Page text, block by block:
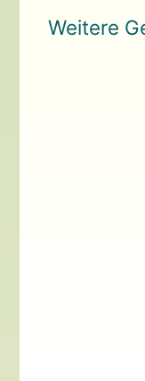
Weitere